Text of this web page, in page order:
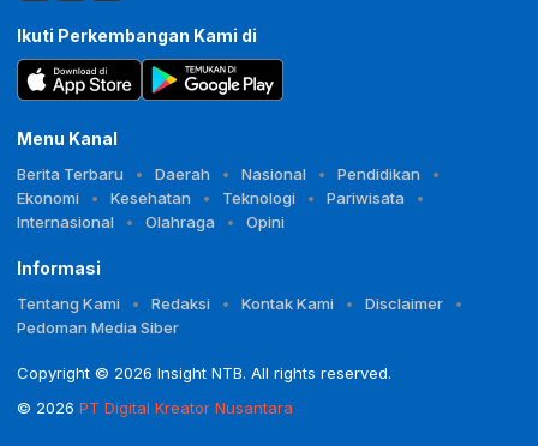
Ikuti Perkembangan Kami di
Menu Kanal
Berita Terbaru Daerah Nasional
Pendidikan
Ekonomi
Kesehatan Teknologi
Pariwisata
Internasional
Olahraga Opini
Informasi
Tentang Kami Redaksi Kontak Kami
Disclaimer
Pedoman Media Siber
Copyright © 2026 Insight NTB. All rights reserved.
© 2026 PT Digital Kreator Nusantara